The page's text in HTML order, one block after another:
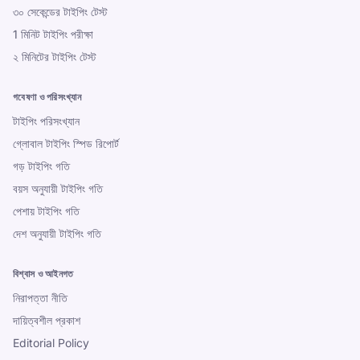
৩০ সেকেন্ডের টাইপিং টেস্ট
1 মিনিট টাইপিং পরীক্ষা
২ মিনিটের টাইপিং টেস্ট
গবেষণা ও পরিসংখ্যান
টাইপিং পরিসংখ্যান
গ্লোবাল টাইপিং স্পিড রিপোর্ট
গড় টাইপিং গতি
বয়স অনুযায়ী টাইপিং গতি
পেশায় টাইপিং গতি
দেশ অনুযায়ী টাইপিং গতি
বিশ্বাস ও আইনগত
নিরাপত্তা নীতি
দায়িত্বশীল প্রকাশ
Editorial Policy